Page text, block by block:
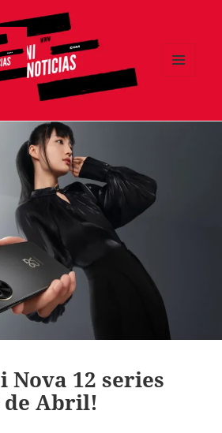
Nova 12 series
de Abril!